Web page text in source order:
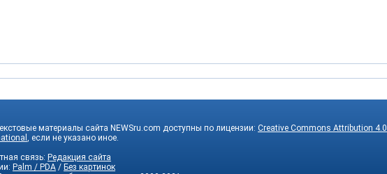
материалы сайта NEWSru.com доступны по лицензии: Creative Commons Attribution 4.0
, если не указано иное.
связь: Редакция сайта
Palm / PDA / Без картинок